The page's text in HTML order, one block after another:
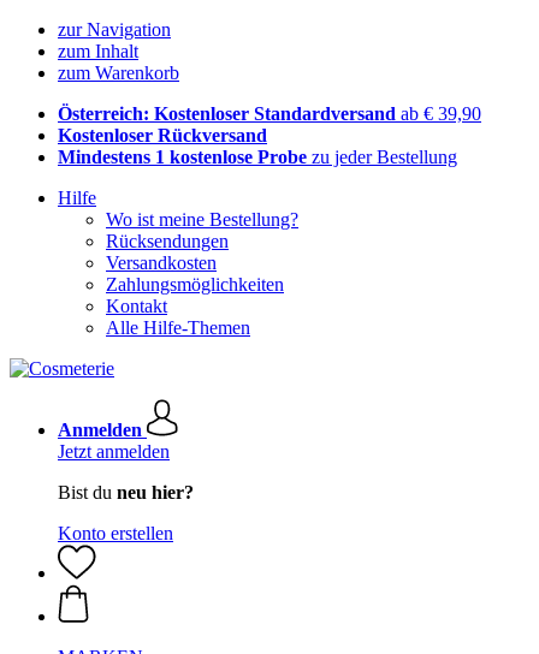
zur Navigation
zum Inhalt
zum Warenkorb
Österreich: Kostenloser Standardversand ab € 39,90
Kostenloser Rückversand
Mindestens 1 kostenlose Probe zu jeder Bestellung
Hilfe
Wo ist meine Bestellung?
Rücksendungen
Versandkosten
Zahlungsmöglichkeiten
Kontakt
Alle Hilfe-Themen
Anmelden
Jetzt anmelden
Bist du neu hier?
Konto erstellen